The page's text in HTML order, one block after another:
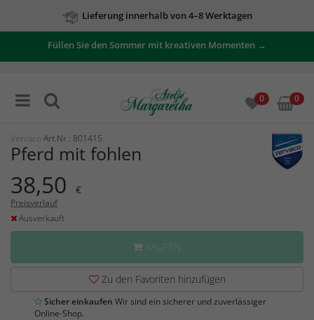
Lieferung innerhalb von 4–8 Werktagen
Füllen Sie den Sommer mit kreativen Momenten →
0 0
Vervaco Art.Nr.: 801415
Pferd mit fohlen
38,50 €
Preisverlauf
Ausverkauft
KAUFEN
Zu den Favoriten hinzufügen
Sicher einkaufen Wir sind ein sicherer und zuverlässiger
Online-Shop.